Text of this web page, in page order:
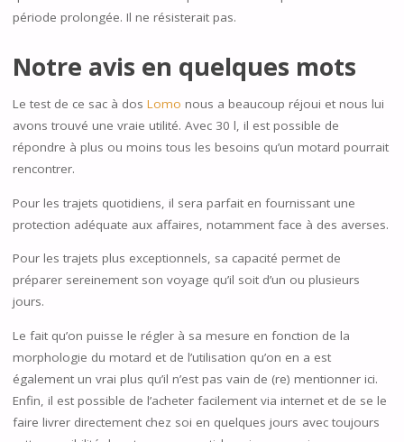
période prolongée. Il ne résisterait pas.
Notre avis en quelques mots
Le test de ce sac à dos Lomo nous a beaucoup réjoui et nous lui
avons trouvé une vraie utilité. Avec 30 l, il est possible de
répondre à plus ou moins tous les besoins qu’un motard pourrait
rencontrer.
Pour les trajets quotidiens, il sera parfait en fournissant une
protection adéquate aux affaires, notamment face à des averses.
Pour les trajets plus exceptionnels, sa capacité permet de
préparer sereinement son voyage qu’il soit d’un ou plusieurs
jours.
Le fait qu’on puisse le régler à sa mesure en fonction de la
morphologie du motard et de l’utilisation qu’on en a est
également un vrai plus qu’il n’est pas vain de (re) mentionner ici.
Enfin, il est possible de l’acheter facilement via internet et de se le
faire livrer directement chez soi en quelques jours avec toujours